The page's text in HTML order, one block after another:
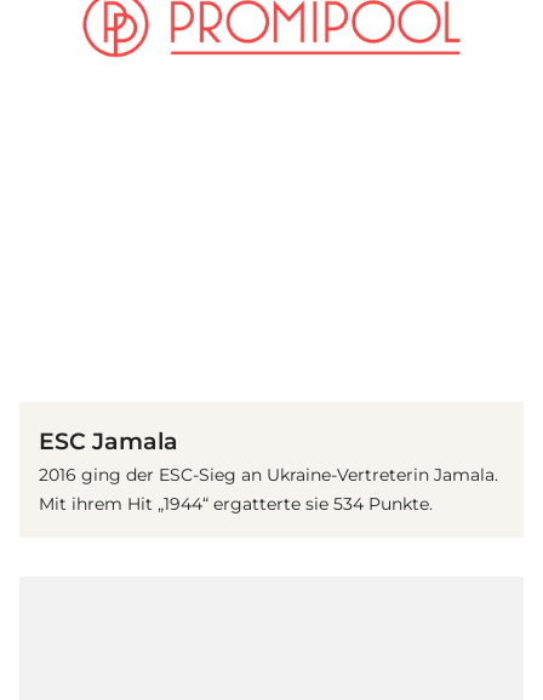
ESC Jamala
2016 ging der ESC-Sieg an Ukraine-Vertreterin Jamala.
Mit ihrem Hit „1944“ ergatterte sie 534 Punkte.